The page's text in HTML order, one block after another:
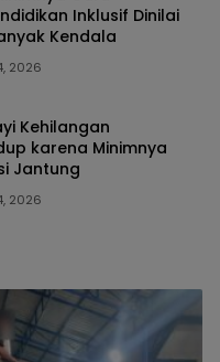
Inklusif Dinilai
Kendala
2026
Kehilangan
karena Minimnya
Jantung
2026